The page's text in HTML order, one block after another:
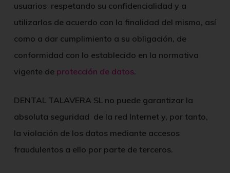
usuarios respetando su confidencialidad y a
utilizarlos de acuerdo con la finalidad del mismo, así
como a dar cumplimiento a su obligación, de
conformidad con lo establecido en la normativa
vigente de protección de datos.
DENTAL TALAVERA SLno puede garantizar la
absoluta seguridad de la red Internet y, por tanto,
la violación de los datos mediante accesos
fraudulentos a ello por parte de terceros.